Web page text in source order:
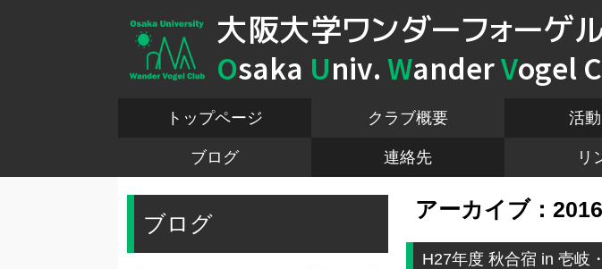
大阪大学ワンダーフォーゲ
Osaka Univ. WanderVogel
トップページ クラブ概要 活
ブログ 連絡先 リ
ブログ
アーカイブ：
H27年度 秋合宿 in 壱岐